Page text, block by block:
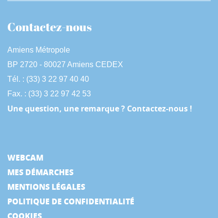
Contactez-nous
Amiens Métropole
BP 2720 - 80027 Amiens CEDEX
Tél. : (33) 3 22 97 40 40
Fax. : (33) 3 22 97 42 53
Une question, une remarque ? Contactez-nous !
WEBCAM
MES DÉMARCHES
MENTIONS LÉGALES
POLITIQUE DE CONFIDENTIALITÉ
COOKIES